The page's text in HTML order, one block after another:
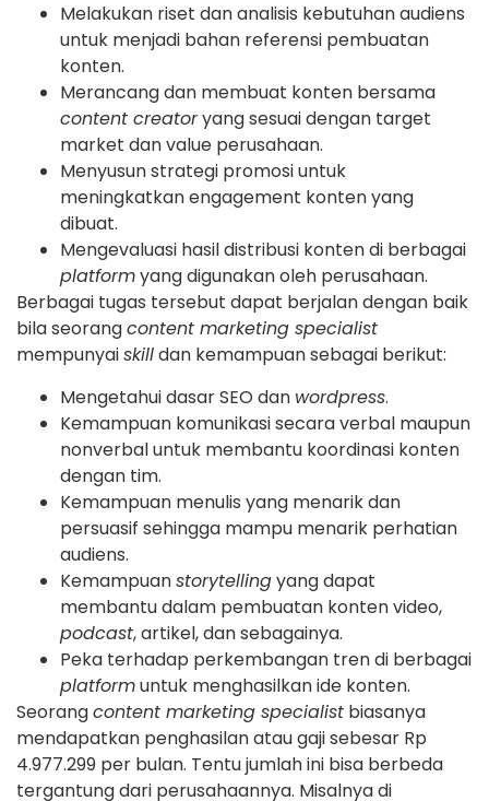
Melakukan riset dan analisis kebutuhan audiens
untuk menjadi bahan referensi pembuatan
konten.
Merancang dan membuat konten bersama
content creatoryang sesuai dengan target
market dan value perusahaan.
Menyusun strategi promosi untuk
meningkatkan engagement konten yang
dibuat.
Mengevaluasi hasil distribusi konten di berbagai
platformyang digunakan oleh perusahaan.
Berbagai tugas tersebut dapat berjalan dengan baik
bila seorangcontent marketing specialist
mempunyaiskilldan kemampuan sebagai berikut:
Mengetahui dasar SEO dan wordpress.
Kemampuan komunikasi secara verbal maupun
nonverbal untuk membantu koordinasi konten
dengan tim.
Kemampuan menulis yang menarik dan
persuasif sehingga mampu menarik perhatian
audiens.
Kemampuanstorytellingyang dapat
membantu dalam pembuatan konten video,
podcast, artikel, dan sebagainya.
Peka terhadap perkembangan tren di berbagai
platformuntuk menghasilkan ide konten.
Seorangcontent marketing specialist biasanya
mendapatkan penghasilan atau gaji sebesar Rp
4.977.299 per bulan. Tentu jumlah ini bisa berbeda
tergantung dari perusahaannya. Misalnya di